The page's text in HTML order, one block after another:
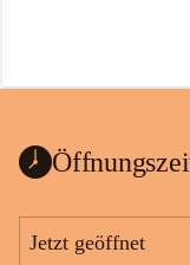
können ab 1. September
Vielfalt in Gärten
Wie wichtig Hecken sind
Jetzt geöffnet